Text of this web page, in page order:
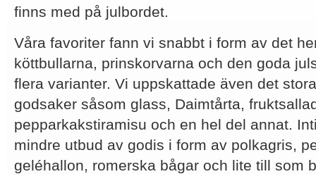
finns med på julbordet.
Våra favoriter fann vi snabbt i form av det
köttbullarna, prinskorvarna och den goda
flera varianter. Vi uppskattade även det
godsaker såsom glass, Daimtårta,
pepparkakstiramisu och en hel del annat.
mindre utbud av godis i form av polkagris,
geléhallon, romerska bågar och lite till som